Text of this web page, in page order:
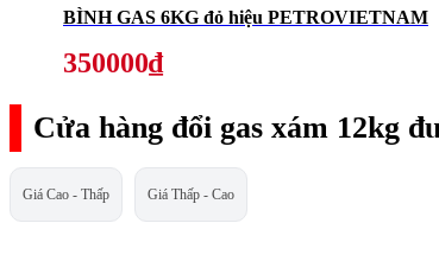
BÌNH GAS 6KG đỏ hiệu PETROVIETNAM
350000₫
Cửa hàng đổi gas xám 12kg
Giá Cao - Thấp Giá Thấp - Cao